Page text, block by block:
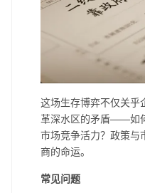
这场生存博弈不仅关乎
革深水区的矛盾——如
市场竞争活力？政策与
商的命运。
常见问题